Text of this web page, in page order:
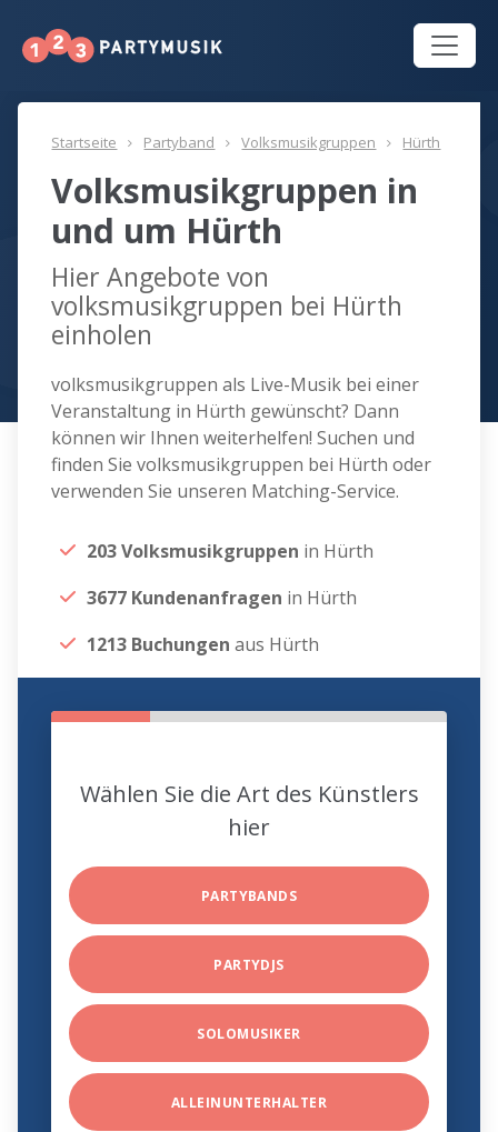
Startseite Partyband Volksmusikgruppen Hürth
Volksmusikgruppen in
und um Hürth
Hier Angebote von
volksmusikgruppen bei Hürth
einholen
volksmusikgruppen als Live-Musik bei einer
Veranstaltung in Hürth gewünscht? Dann
können wir Ihnen weiterhelfen! Suchen und
finden Sie volksmusikgruppen bei Hürth oder
verwenden Sie unseren Matching-Service.
203 Volksmusikgruppen in Hürth
3677 Kundenanfragen in Hürth
1213 Buchungen aus Hürth
Wählen Sie die Art des Künstlers
hier
PARTYBANDS
PARTYDJS
SOLOMUSIKER
ALLEINUNTERHALTER